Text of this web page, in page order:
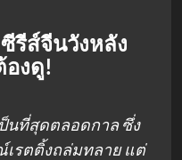
รีส์จีนวังหลัง
องดู!
นที่สุดตลอดกาล ซึ่ง
เรตติ้งถล่มทลาย แต่